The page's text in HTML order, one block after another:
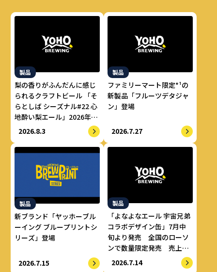
製品
梨の香りがふんだんに感じ
られるクラフトビール 「そ
らとしば シーズナル#22 心
地酔い梨エール」2026年8
月上旬より数量限定で提供
2026.8.3
製品
ファミリーマート限定*¹の
新製品「フルーツデタジャ
ン」登場
2026.7.27
製品
新ブランド「ヤッホーブル
ーイング ブループリントシ
リーズ」登場
2026.7.15
製品
「よなよなエール 宇宙兄弟
コラボデザイン缶」7月中
旬より発売 全国のローソ
ンで数量限定発売 売上の
一部をALS治療研究費とし
2026.7.14